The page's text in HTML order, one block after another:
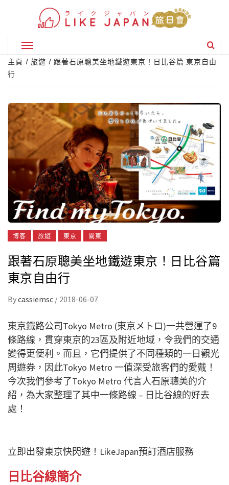
Primary
Menu
主頁 旅遊
跟著石原聰美坐地鐵遊東京！日比谷篇 東京自由
行
博客 旅遊 東京 關東
跟著石原聰美坐地鐵遊東京！日比谷篇
東京自由行
Bycassiemsc / 2018-06-07
東京鐵路公司Tokyo Metro (東京メトロ)一共營運了9
條路線，貫穿東京的23區及附近地域，令我們的交通
變得更便利。而且，它們提供了不同種類的一日觀光
周遊券，因此Tokyo Metro 一值深受旅客們的愛戴！
今次我們參考了Tokyo Metro 代言人石原聰美的介
紹，為大家整理了其中一條路線 – 日比谷線的好去
處！
立即出發東京快閃遊！LikeJapan預訂酒店服務
日比谷線簡介